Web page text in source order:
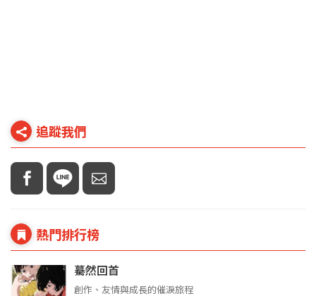
追蹤我們
熱門排行榜
驀然回首
創作、友情與成長的催淚旅程